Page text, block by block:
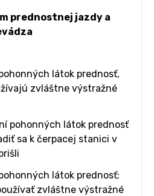
prednostnej jazdy a
látok prednosť,
zvláštne výstražné
pohonných látok prednosť
sa k čerpacej stanici v
látok prednosť;
zvláštne výstražné